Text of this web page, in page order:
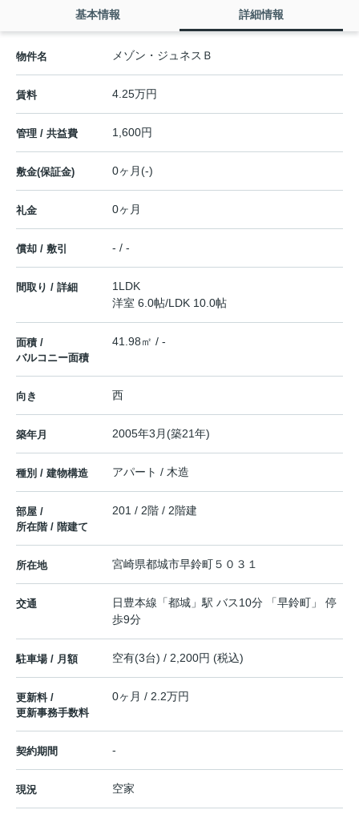
基本情報 詳細情報
物件名 メゾン・ジュネスＢ
賃料 4.25万円
管理 / 共益費 1,600円
敷金(保証金) 0ヶ月(-)
礼金 0ヶ月
償却 / 敷引 - / -
間取り / 詳細
1LDK
洋室 6.0帖/LDK 10.0帖
面積 /
バルコニー面積
41.98㎡ / -
向き 西
築年月 2005年3月(築21年)
種別 / 建物構造 アパート / 木造
部屋 /
所在階 / 階建て
201 / 2階 / 2階建
所在地 宮崎県都城市早鈴町５０３１
交通 日豊本線 「都城 」駅 バス10分 「早鈴町」 停
歩9分
駐車場 / 月額 空有(3台) / 2,200円 (税込)
更新料 /
更新事務手数料
0ヶ月 / 2.2万円
契約期間 -
現況 空家